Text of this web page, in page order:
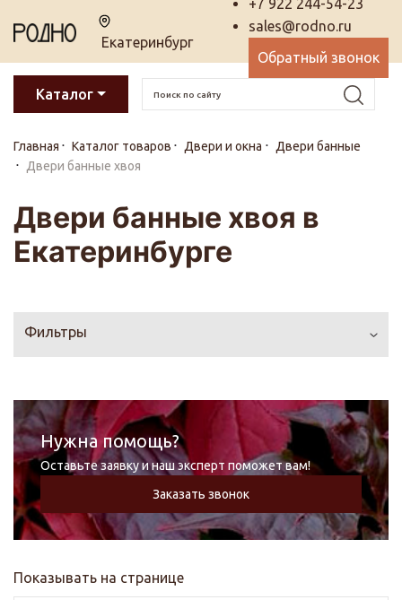
Екатеринбург
+7 922 244-54-23
sales@rodno.ru
Обратный звонок
Каталог
Главная Каталог товаров Двери и окна
Двери банные
Двери банные хвоя
Двери банные хвоя в
Екатеринбурге
Фильтры
Нужна помощь?
Оставьте заявку и наш эксперт поможет вам!
Заказать звонок
Показывать на странице